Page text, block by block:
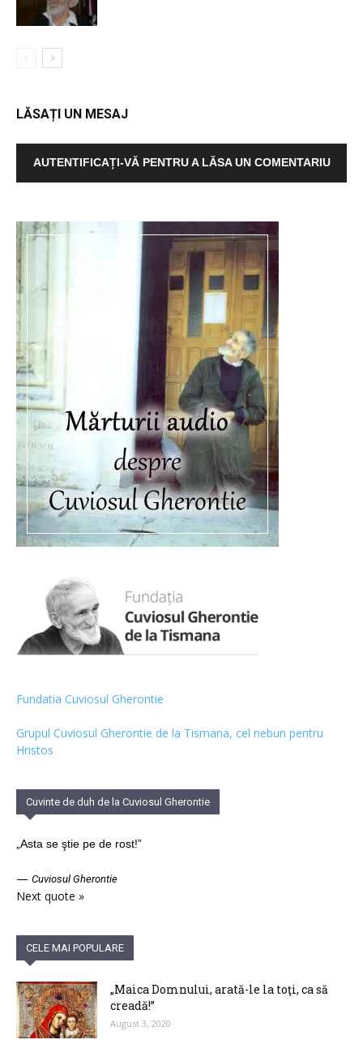
LĂSAȚI UN MESAJ
AUTENTIFICAȚI-VĂ PENTRU A LĂSA UN COMENTARIU
Fundatia Cuviosul Gherontie
Grupul Cuviosul Gherontie de la Tismana, cel nebun pentru
Hristos
Cuvinte de duh de la Cuviosul Gherontie
„Asta se ştie pe de rost!”
— Cuviosul Gherontie
Next quote »
CELE MAI POPULARE
„Maica Domnului, arată-le la toţi, ca să
creadă!”
August 3, 2020